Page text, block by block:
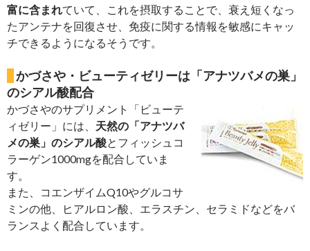
富に含まれていて、これを摂取することで、衰え短くなっ
たアンテナを回復させ、免疫に関する情報を敏感にキャッ
チできるようになるそうです。
かづさや・ビューティゼリーは「アナツバメの巣」
のシアル酸配合
かづさやのサプリメント「ビューテ
ィゼリー」には、 天然の「アナツバ
メの巣」のシアル酸とフィッシュコ
ラーゲン1000mgを配合していま
す。
また、コエンザイムQ10やグルコサ
ミンの他、ヒアルロン酸、エラスチン、セラミドなどをバ
ランスよく配合しています。